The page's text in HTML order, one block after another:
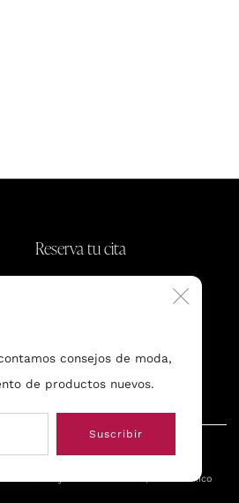
consejos de moda,
de productos nuevos.
Suscribir
Reserva tu cita
© 2026, Bund Mexico